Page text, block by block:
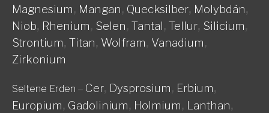
Magnesium, Mangan, Quecksilber, Molybdän,
Niob, Rhenium, Selen, Tantal, Tellur, Silicium,
Strontium, Titan, Wolfram, Vanadium,
Zirkonium
Seltene Erden – Cer, Dysprosium, Erbium,
Europium, Gadolinium, Holmium, Lanthan,